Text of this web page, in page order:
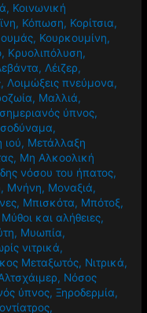
, Κοινωνική
, Κόπωση, Κορίτσια,
, Κουρκουμίνη,
, Κρυολιπόλυση,
, Λέιζερ,
, Λοιμώξεις πνεύμονα,
, Μαλλιά,
ύπνος,
,
ιού, Μετάλλαξη
, Μη Αλκοολική
νόσου του ήπατος,
, Μνήνη, Μοναξιά,
, Μπισκότα, Μπότοξ,
Μύθοι και αλήθειες,
, Μυωπία,
νιτρικά,
Μεταξωτός, Νιτρικά,
, Νόσος
ύπνος,Ξηροδερμία,
,